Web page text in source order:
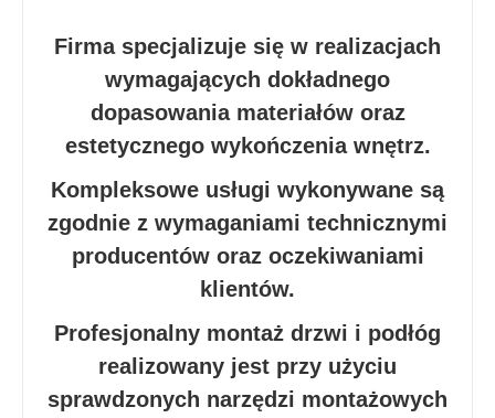
Firma specjalizuje się w realizacjach
wymagających dokładnego
dopasowania materiałów oraz
estetycznego wykończenia wnętrz.
Kompleksowe usługi wykonywane są
zgodnie z wymaganiami technicznymi
producentów oraz oczekiwaniami
klientów.
Profesjonalny montaż drzwi i podłóg
realizowany jest przy użyciu
sprawdzonych narzędzi montażowych